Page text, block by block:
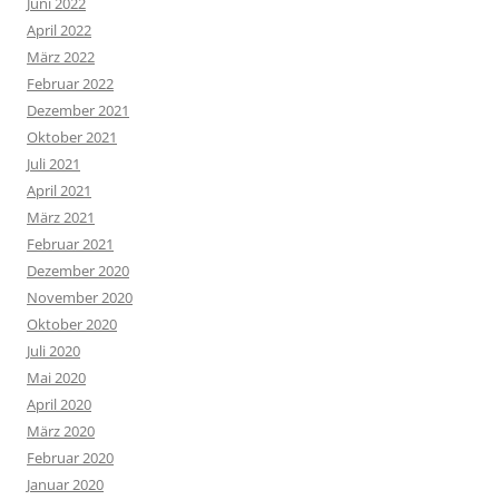
April 2022
März 2022
Februar 2022
Dezember 2021
Oktober 2021
Juli 2021
April 2021
März 2021
Februar 2021
Dezember 2020
November 2020
Oktober 2020
Juli 2020
Mai 2020
April 2020
März 2020
Februar 2020
Januar 2020